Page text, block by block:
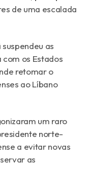
de uma escalada
as
os Estados
retomar o
ao Líbano
um raro
norte-
a evitar novas
as